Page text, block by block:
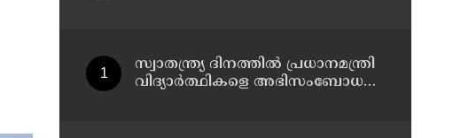
സ്വാതന്ത്ര്യ ദിനത്തില്‍ പ്രധാനമന്ത്രി
വിദ്യാര്‍ത്ഥികളെ അഭിസംബോധന